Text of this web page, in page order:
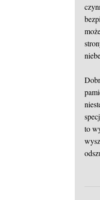
to